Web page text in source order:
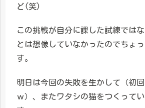
ど(笑)
この挑戦が自分に課した試練では
とは想像していなかったのでちょ
す。
明日は今回の失敗を生かして（初
ｗ）、またワタシの猫をつくって